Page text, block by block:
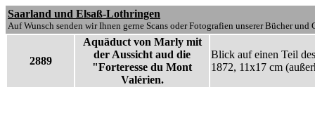
Saarland und Elsaß-Lothringen
Auf Wunsch senden wir Ihnen gerne Scans oder Fotografien unserer Bücher und
2889
Aquäduct von Marly mit
der Aussicht aud die
"Forteresse du Mont
Valérien.
Blick auf einen Teil
1872, 11x17 cm